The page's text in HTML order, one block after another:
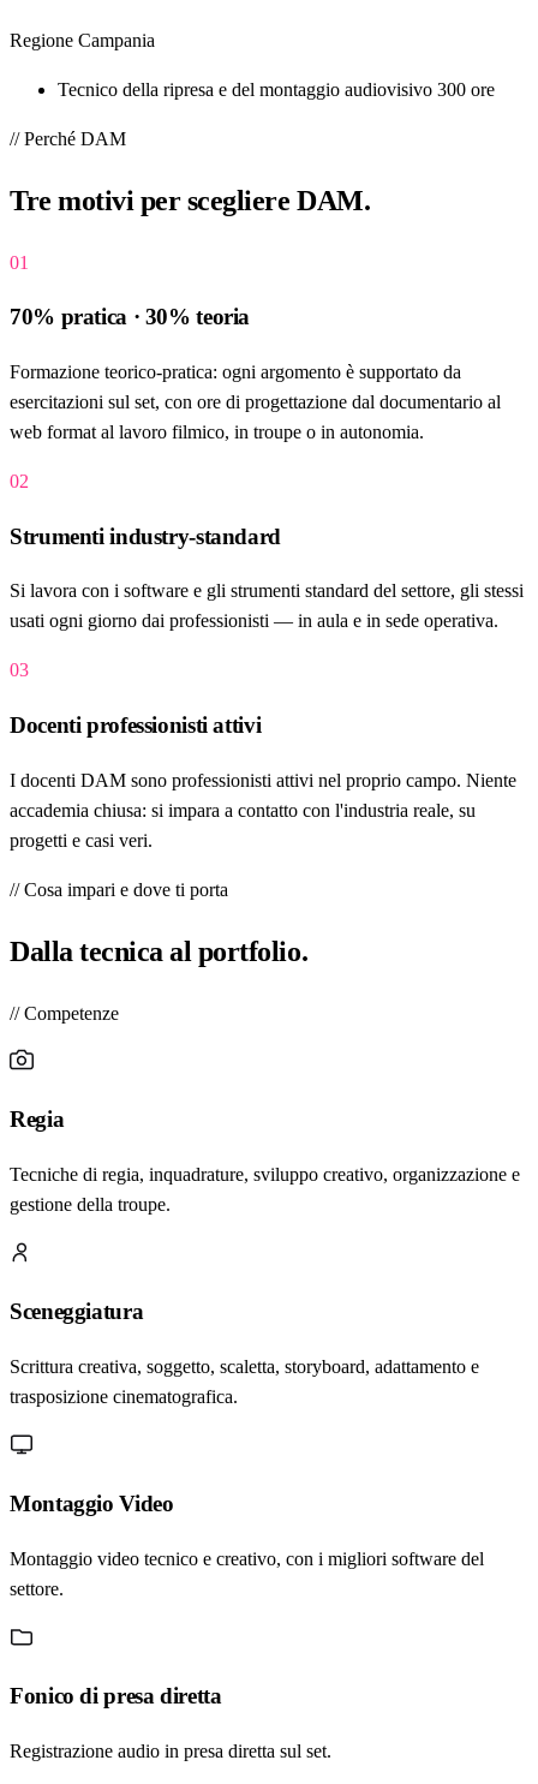
Regione Campania
Tecnico della ripresa e del montaggio audiovisivo 300 ore
// Perché DAM
Tre motivi perscegliere DAM.
01
70% pratica · 30% teoria
Formazione teorico-pratica: ogni argomento è supportato da
esercitazioni sul set, con ore di progettazione dal documentario al
web format al lavoro filmico, in troupe o in autonomia.
02
Strumenti industry-standard
Si lavora con i software e gli strumenti standard del settore, gli stessi
usati ogni giorno dai professionisti — in aula e in sede operativa.
03
Docenti professionisti attivi
I docenti DAM sono professionisti attivi nel proprio campo. Niente
accademia chiusa: si impara a contatto con l'industria reale, su
progetti e casi veri.
// Cosa impari e dove ti porta
Dalla tecnica al portfolio.
// Competenze
Regia
Tecniche di regia, inquadrature, sviluppo creativo, organizzazione e
gestione della troupe.
Sceneggiatura
Scrittura creativa, soggetto, scaletta, storyboard, adattamento e
trasposizione cinematografica.
Montaggio Video
Montaggio video tecnico e creativo, con i migliori software del
settore.
Fonico di presa diretta
Registrazione audio in presa diretta sul set.